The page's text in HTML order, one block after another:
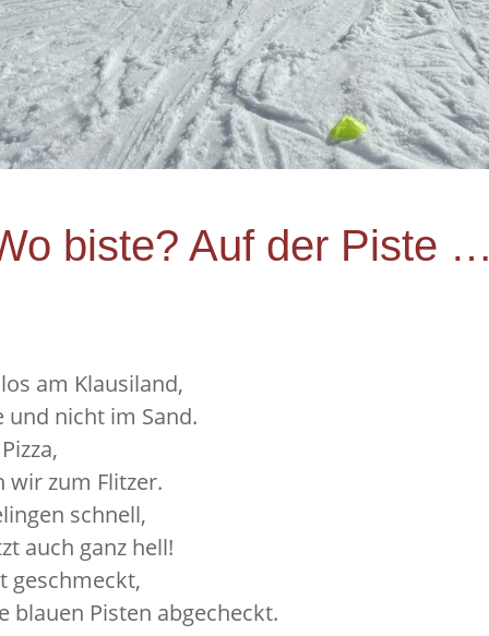
biste? Auf der Piste …
am Klausiland,
und nicht im Sand.
zum Flitzer.
schnell,
auch ganz hell!
geschmeckt,
blauen Pisten abgecheckt.